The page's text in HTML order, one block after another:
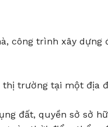
công trình xây dựng
thị trường tại một địa
đất, quyền sở sở